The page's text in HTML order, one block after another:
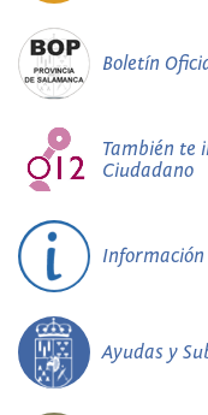
Boletín
También te
Ciudadano
Información
Ayudas y